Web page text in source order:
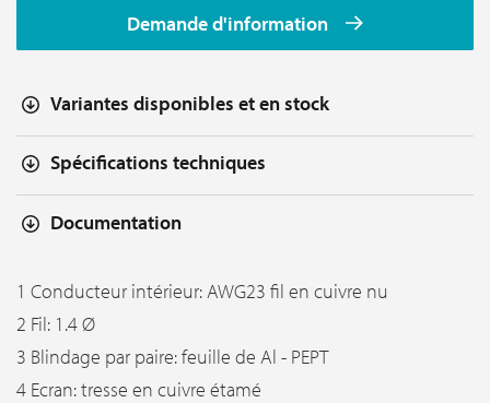
Demande d'information
Variantes disponibles et en stock
Spécifications techniques
Documentation
1 Conducteur intérieur: AWG23 fil en cuivre nu
2 Fil: 1.4 Ø
3 Blindage par paire: feuille de Al - PEPT
4 Ecran: tresse en cuivre étamé